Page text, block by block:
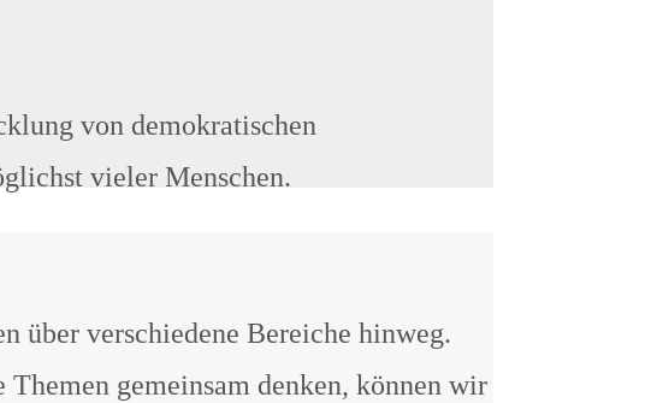
von demokratischen
vieler Menschen.
über verschiedene Bereiche hinweg.
gemeinsam denken, können wir